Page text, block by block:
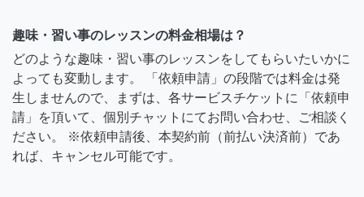
趣味・習い事のレッスンの料金相場は？
どのような趣味・習い事のレッスンをしてもらいたいかに
よっても変動します。 「依頼申請」の段階では料金は発
生しませんので、まずは、各サービスチケットに「依頼申
請」を頂いて、個別チャットにてお問い合わせ、ご相談く
ださい。 ※依頼申請後、本契約前（前払い決済前）であ
れば、キャンセル可能です。